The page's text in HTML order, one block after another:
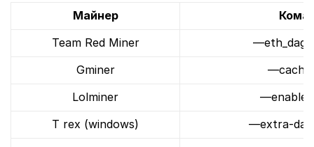
Майнер
Team Red Miner
Gminer
Lolminer
T rex (windows)
—extra-